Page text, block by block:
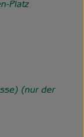
Platz
(nur der